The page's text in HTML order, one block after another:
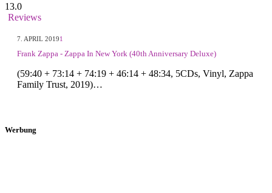
13.0
Reviews
7. APRIL 20191
Frank Zappa - Zappa In New York (40th Anniversary Deluxe)
(59:40 + 73:14 + 74:19 + 46:14 + 48:34, 5CDs, Vinyl, Zappa
Family Trust, 2019)…
Werbung